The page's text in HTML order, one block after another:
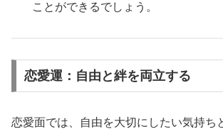
ことができるでしょう。
恋愛運：自由と絆を両立する
恋愛面では、自由を大切にしたい気持ち